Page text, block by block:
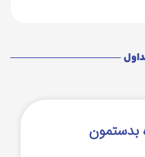
بدستمون